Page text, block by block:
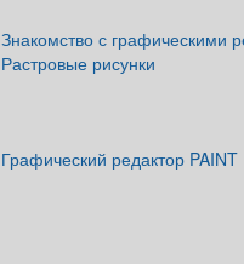
Знакомство с графическими
Растровые рисунки
Графический редактор PAINT